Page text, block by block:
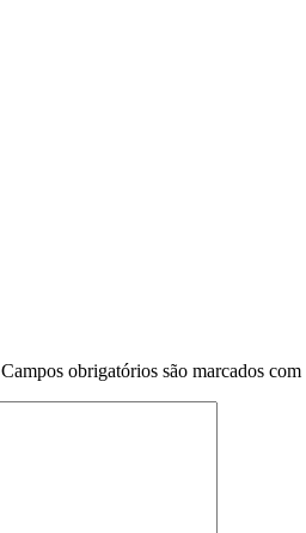
Campos obrigatórios são marcados com